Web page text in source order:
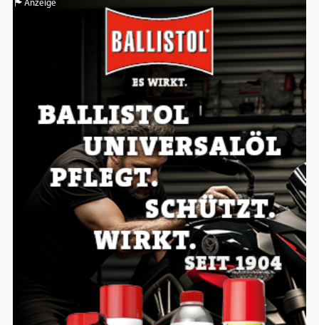
Anzeige
Einverständnis-Optionen des Benutzers
Cookie Laufzeit:
EXTERNE MEDIEN
Um Inhalte von Videoplattformen und
Social Media Plattformen anzeigen zu
können, werden von diesen externen
Medien Cookies gesetzt.
YouTube